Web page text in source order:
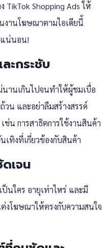
TikTok Shopping Ads ให้
งานโฆษณาตามไอเดียนี้
แน่นอน!
ะกระชับ
นานเกินไปจนทำให้ผู้ชมเบื่อ
น และอย่าลืมสร้างสรรค์
ช่น การสาธิตการใช้งานสินค้า
เทิงที่เกี่ยวข้องกับสินค้า
เจน
นใคร อายุเท่าไหร่ และมี
งโฆษณาให้ตรงกับความสนใจ